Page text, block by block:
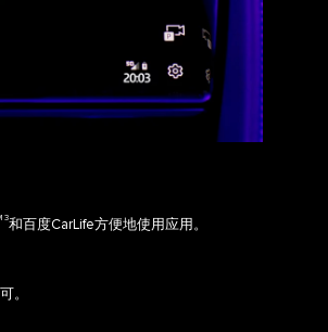
3和百度CarLife方便地使用应用。
。